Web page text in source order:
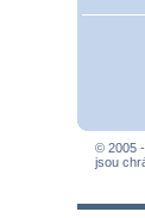
© 2005
jsou